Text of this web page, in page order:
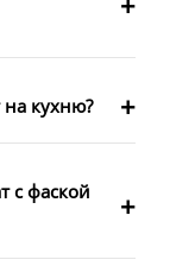
кухню?
с фаской